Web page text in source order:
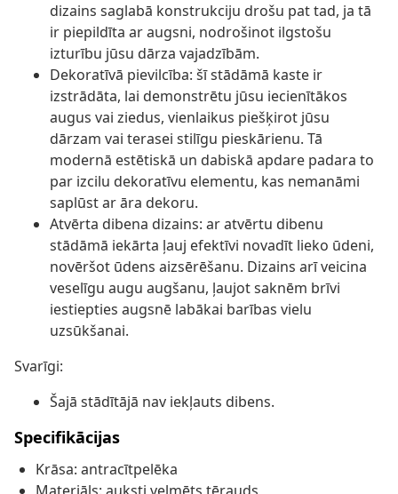
dizains saglabā konstrukciju drošu pat tad, ja tā
ir piepildīta ar augsni, nodrošinot ilgstošu
izturību jūsu dārza vajadzībām.
Dekoratīvā pievilcība: šī stādāmā kaste ir
izstrādāta, lai demonstrētu jūsu iecienītākos
augus vai ziedus, vienlaikus piešķirot jūsu
dārzam vai terasei stilīgu pieskārienu. Tā
modernā estētiskā un dabiskā apdare padara to
par izcilu dekoratīvu elementu, kas nemanāmi
saplūst ar āra dekoru.
Atvērta dibena dizains: ar atvērtu dibenu
stādāmā iekārta ļauj efektīvi novadīt lieko ūdeni,
novēršot ūdens aizsērēšanu. Dizains arī veicina
veselīgu augu augšanu, ļaujot saknēm brīvi
iestiepties augsnē labākai barības vielu
uzsūkšanai.
Svarīgi:
Šajā stādītājā nav iekļauts dibens.
Specifikācijas
Krāsa: antracītpelēka